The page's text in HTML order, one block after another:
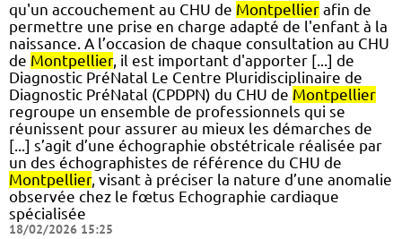
qu'un accouchement au CHU de Montpellier afin de
permettre une prise en charge adapté de l'enfant à la
naissance. A l’occasion de chaque consultation au CHU
de Montpellier, il est important d'apporter [...] de
Diagnostic PréNatal Le Centre Pluridisciplinaire de
Diagnostic PréNatal (CPDPN) du CHU de Montpellier
regroupe un ensemble de professionnels qui se
réunissent pour assurer au mieux les démarches de
[...] s’agit d’une échographie obstétricale réalisée par
un des échographistes de référence du CHU de
Montpellier, visant à préciser la nature d’une anomalie
observée chez le fœtus Echographie cardiaque
spécialisée
18/02/2026 15:25